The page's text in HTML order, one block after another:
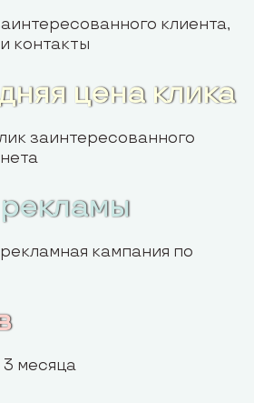
клиента,
контакты
цена клика
заинтересованного
кампания по
3 месяца